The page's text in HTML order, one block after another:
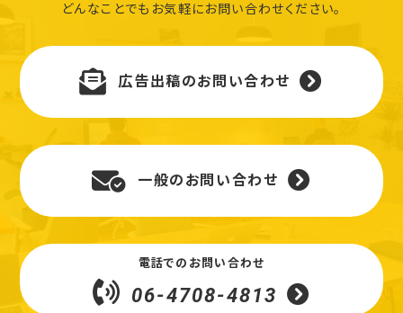
どんなことでもお気軽にお問い合わせください。
広告出稿のお問い合わせ
一般のお問い合わせ
電話でのお問い合わせ
06-4708-4813